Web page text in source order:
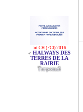
Int.CH (FCI) 2016
♂ HALWAYS DES
TERRES DE LA
RAIRIE
Тигровый